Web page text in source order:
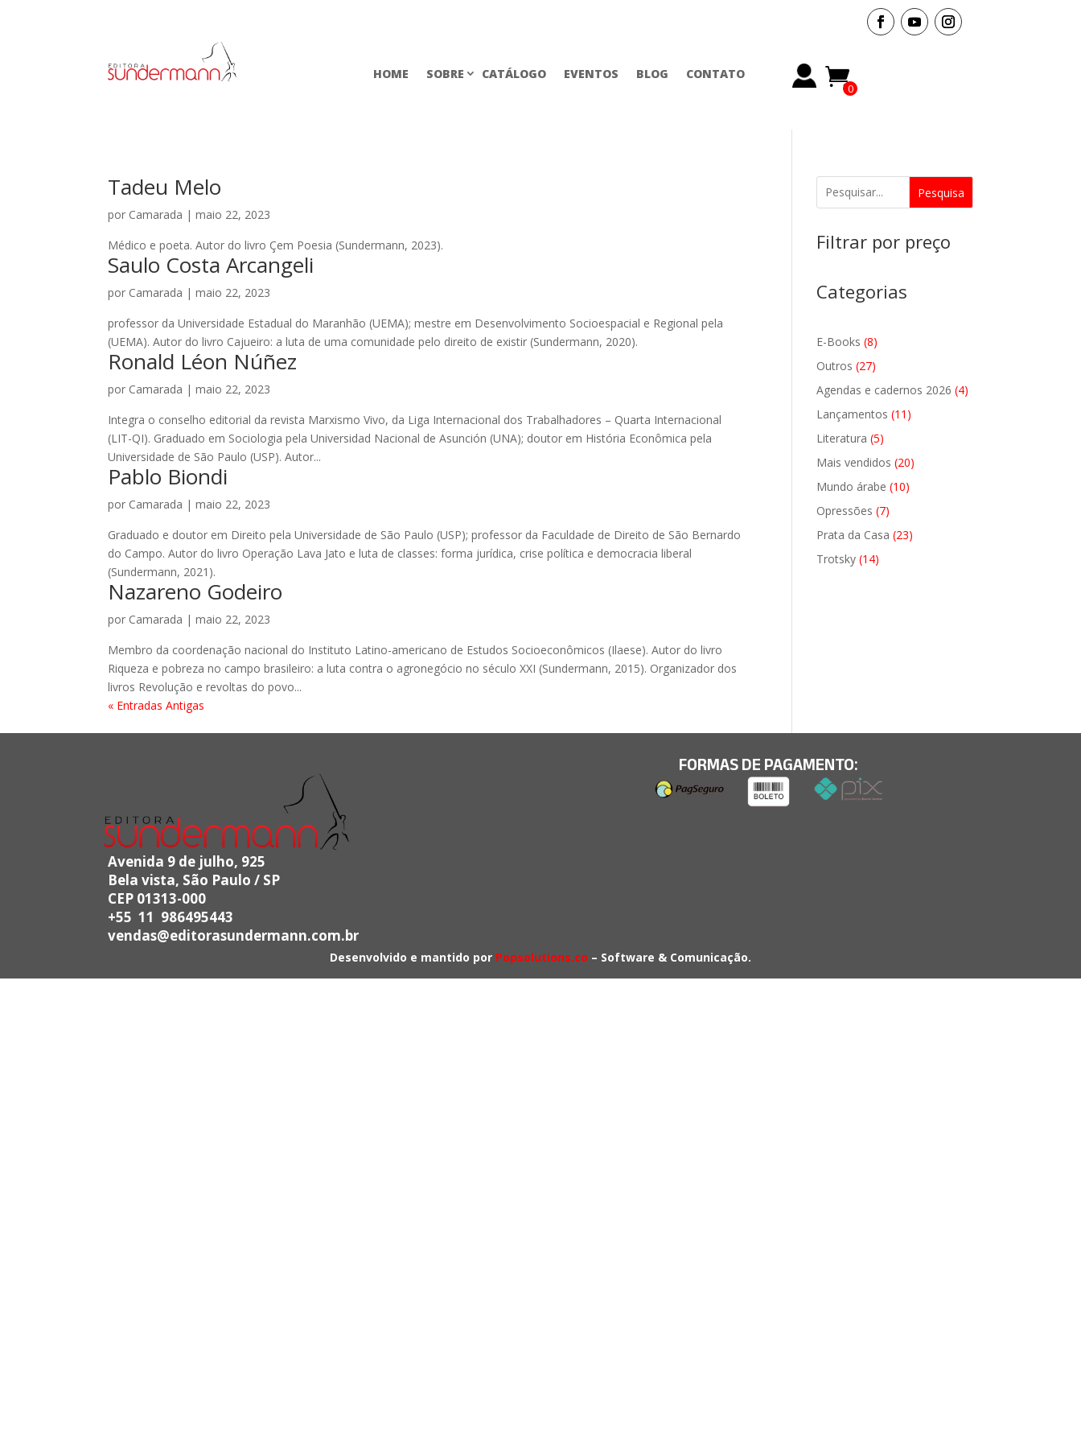
HOME SOBRE CATÁLOGO EVENTOS BLOG CONTATO
0
Tadeu Melo
por Camarada |maio 22, 2023
Médico e poeta. Autor do livro Çem Poesia (Sundermann, 2023).
Saulo Costa Arcangeli
por Camarada |maio 22, 2023
professor da Universidade Estadual do Maranhão (UEMA); mestre em Desenvolvimento Socioespacial e Regional pela
(UEMA). Autor do livro Cajueiro: a luta de uma comunidade pelo direito de existir (Sundermann, 2020).
Ronald Léon Núñez
por Camarada |maio 22, 2023
Integra o conselho editorial da revista Marxismo Vivo, da Liga Internacional dos Trabalhadores – Quarta Internacional
(LIT-QI). Graduado em Sociologia pela Universidad Nacional de Asunción (UNA); doutor em História Econômica pela
Universidade de São Paulo (USP). Autor...
Pablo Biondi
por Camarada |maio 22, 2023
Graduado e doutor em Direito pela Universidade de São Paulo (USP); professor da Faculdade de Direito de São Bernardo
do Campo. Autor do livro Operação Lava Jato e luta de classes: forma jurídica, crise política e democracia liberal
(Sundermann, 2021).
Nazareno Godeiro
por Camarada |maio 22, 2023
Membro da coordenação nacional do Instituto Latino-americano de Estudos Socioeconômicos (Ilaese). Autor do livro
Riqueza e pobreza no campo brasileiro: a luta contra o agronegócio no século XXI (Sundermann, 2015). Organizador dos
livros Revolução e revoltas do povo...
« Entradas Antigas
Pesquisa
Filtrar por preço
Categorias
E-Books 88
produtos
Outros 2727
produtos
Agendas e cadernos 2026 44
Lançamentos 11 11
Literatura 55
produtos
Mais vendidos 2020
Mundo árabe 1010
Opressões 77
produtos
Prata da Casa 2323
Trotsky 1414
Avenida 9 de julho, 925
Bela vista, São Paulo / SP
CEP 01313-000
+55 11 986495443
vendas@editorasundermann.com.br
FORMAS DE PAGAMENTO:
Desenvolvido e mantido por Popsolutions.co – Software & Comunicação.